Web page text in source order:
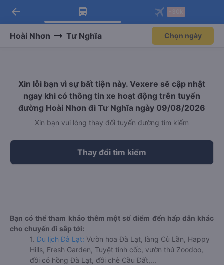
Tải app Vexere ngay!
Nhận ưu đãi thành viên độc
Mở app
Tải app Vexere
-30k/ghế khi đặt vé máy bay qua
Mở app
arrow_back
Hoài Nhơn Tư Nghĩa Chọn ngày
Xin lỗi bạn vì sự bất tiện này. Vexere sẽ cập nhật
ngay khi có thông tin xe hoạt động trên tuyến
đường Hoài Nhơn đi Tư Nghĩa ngày 09/08/2026
Xin bạn vui lòng thay đổi tuyến đường tìm kiếm
Thay đổi tìm kiếm
Bạn có thể tham khảo thêm một số điểm đến hấp dẫn khác
cho chuyến đi sắp tới:
1. Du lịch Đà Lạt: Vườn hoa Đà Lạt, làng Cù Lần, Happy
Hills, Fresh Garden, Tuyệt tình cốc, vườn thú Zoodoo,
đồi cỏ hồng Đà Lạt, đồi chè Cầu Đất,...